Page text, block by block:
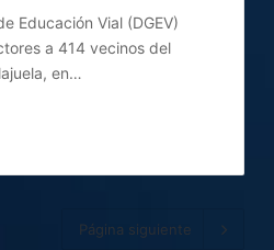
Educación Vial (DGEV)
a 414 vecinos del
en…
Página siguiente